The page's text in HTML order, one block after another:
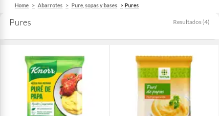
Home Abarrotes Pure, sopas y bases Pures
Pures Resultados (4)